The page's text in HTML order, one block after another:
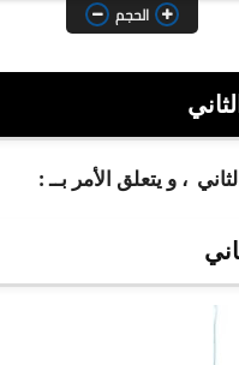
الحجم
، و يتعلق الأمر بــ :